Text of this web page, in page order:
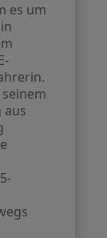
es um
aus